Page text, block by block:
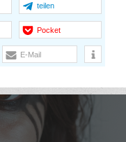
teilen
Pocket
E-Mail